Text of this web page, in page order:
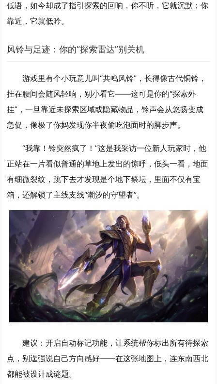
低语，如今却成了指引探索的回响，你不听，它就沉默；你
靠近，它就低吟。
风铃与足迹：你的“探索雷达”别关机
游戏里有个小玩意儿叫“共鸣风铃”，长得像古代铜铃，
挂在腰间会随风轻响，别小看它——这可是你的“探索外
挂”，一旦靠近未探索区域或隐藏物品，铃声会从悠扬变成
急促，像极了你妈发现你半夜偷吃泡面时的脚步声。
“我靠！铃突然疯了！”这是我采访一位新人玩家时，他
正站在一片看似普通的草地上发出的惊呼，低头一看，地面
有细微裂纹，跳下去才发现是个地下祭坛，里面不仅有宝
箱，还解锁了主线支线“潮汐的守望者”。
建议：开启自动标记功能，让系统帮你标出所有待探索
点，别逞强说自己方向感好——在这张地图上，连东南西北
都能被设计成谜题。